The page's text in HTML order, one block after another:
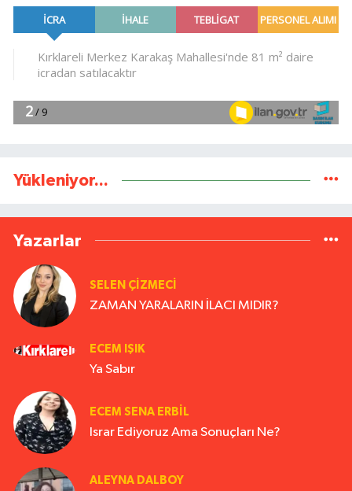
Yükleniyor...
Yazarlar
SELEN ÇİZMECİ
ZAMAN YARALARIN İLACI MIDIR?
ECEM IŞIK
Ya Sabır
ECEM SENA ERBIL
Israr Ediyoruz Ama Sonuçları Ne?
ALEYNA DALBOY